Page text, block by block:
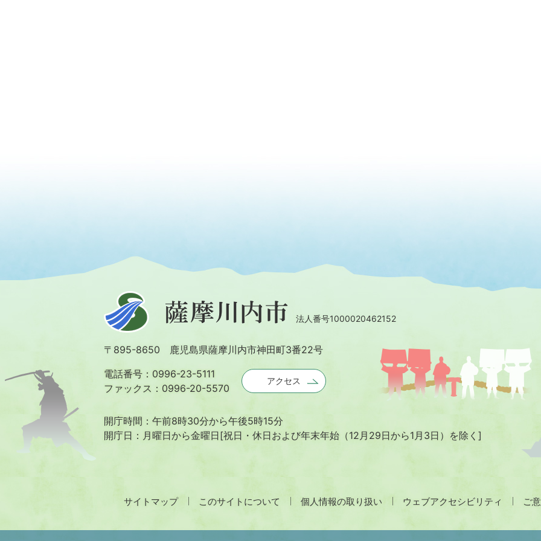
薩
摩
川
内
市
法人番号1000020462152
〒895-8650 鹿児島県薩摩川内市神田町3番22号
電話番号：0996-23-5111
ファックス：0996-20-5570
アクセス
開庁時間：午前8時30分から午後5時15分
開庁日：月曜日から金曜日[祝日・休日および年末年始 （12月29日から1月3日）を除く]
サイトマップ このサイトについて 個人情報の取り扱い ウェブアクセシビリティ ご